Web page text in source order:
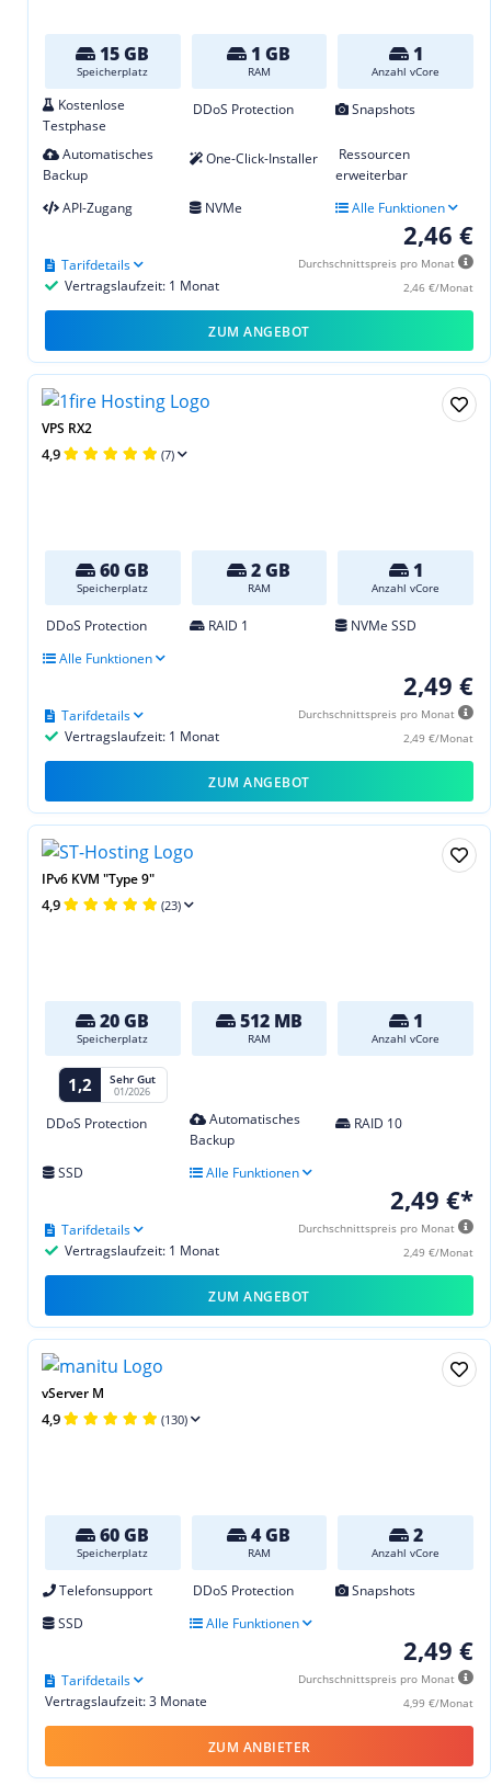
15 GB
Speicherplatz
1 GB
RAM
1
Anzahl vCore
Kostenlose
Testphase
DDoS Protection Snapshots
Automatisches
Backup
One-Click-Installer
Ressourcen
erweiterbar
API-Zugang
NVMe Alle Funktionen
2,46 €
Durchschnittspreis pro Monat
2,46 €/Monat
Vertragslaufzeit: 1 Monat
Tarifdetails
ZUM ANGEBOT
VPS RX2
4,9 (7)
60 GB
Speicherplatz
2 GB
RAM
1
Anzahl vCore
DDoS Protection RAID 1
NVMe SSD
Alle Funktionen
2,49 €
Durchschnittspreis pro Monat
2,49 €/Monat
Vertragslaufzeit: 1 Monat
Tarifdetails
ZUM ANGEBOT
IPv6 KVM "Type 9"
4,9 (23)
20 GB
Speicherplatz
512 MB
RAM
1
Anzahl vCore
1,2 Sehr Gut
01/2026
DDoS Protection
Automatisches
Backup
RAID 10
SSD Alle Funktionen
2,49 €*
Durchschnittspreis pro Monat
2,49 €/Monat
Vertragslaufzeit: 1 Monat
Tarifdetails
ZUM ANGEBOT
vServer M
4,9 (130)
60 GB
Speicherplatz
4 GB
RAM
2
Anzahl vCore
Telefonsupport DDoS Protection
Snapshots
SSD
Alle Funktionen
2,49 €
Durchschnittspreis pro Monat
4,99 €/Monat
Vertragslaufzeit: 3 Monate
Tarifdetails
ZUM ANBIETER